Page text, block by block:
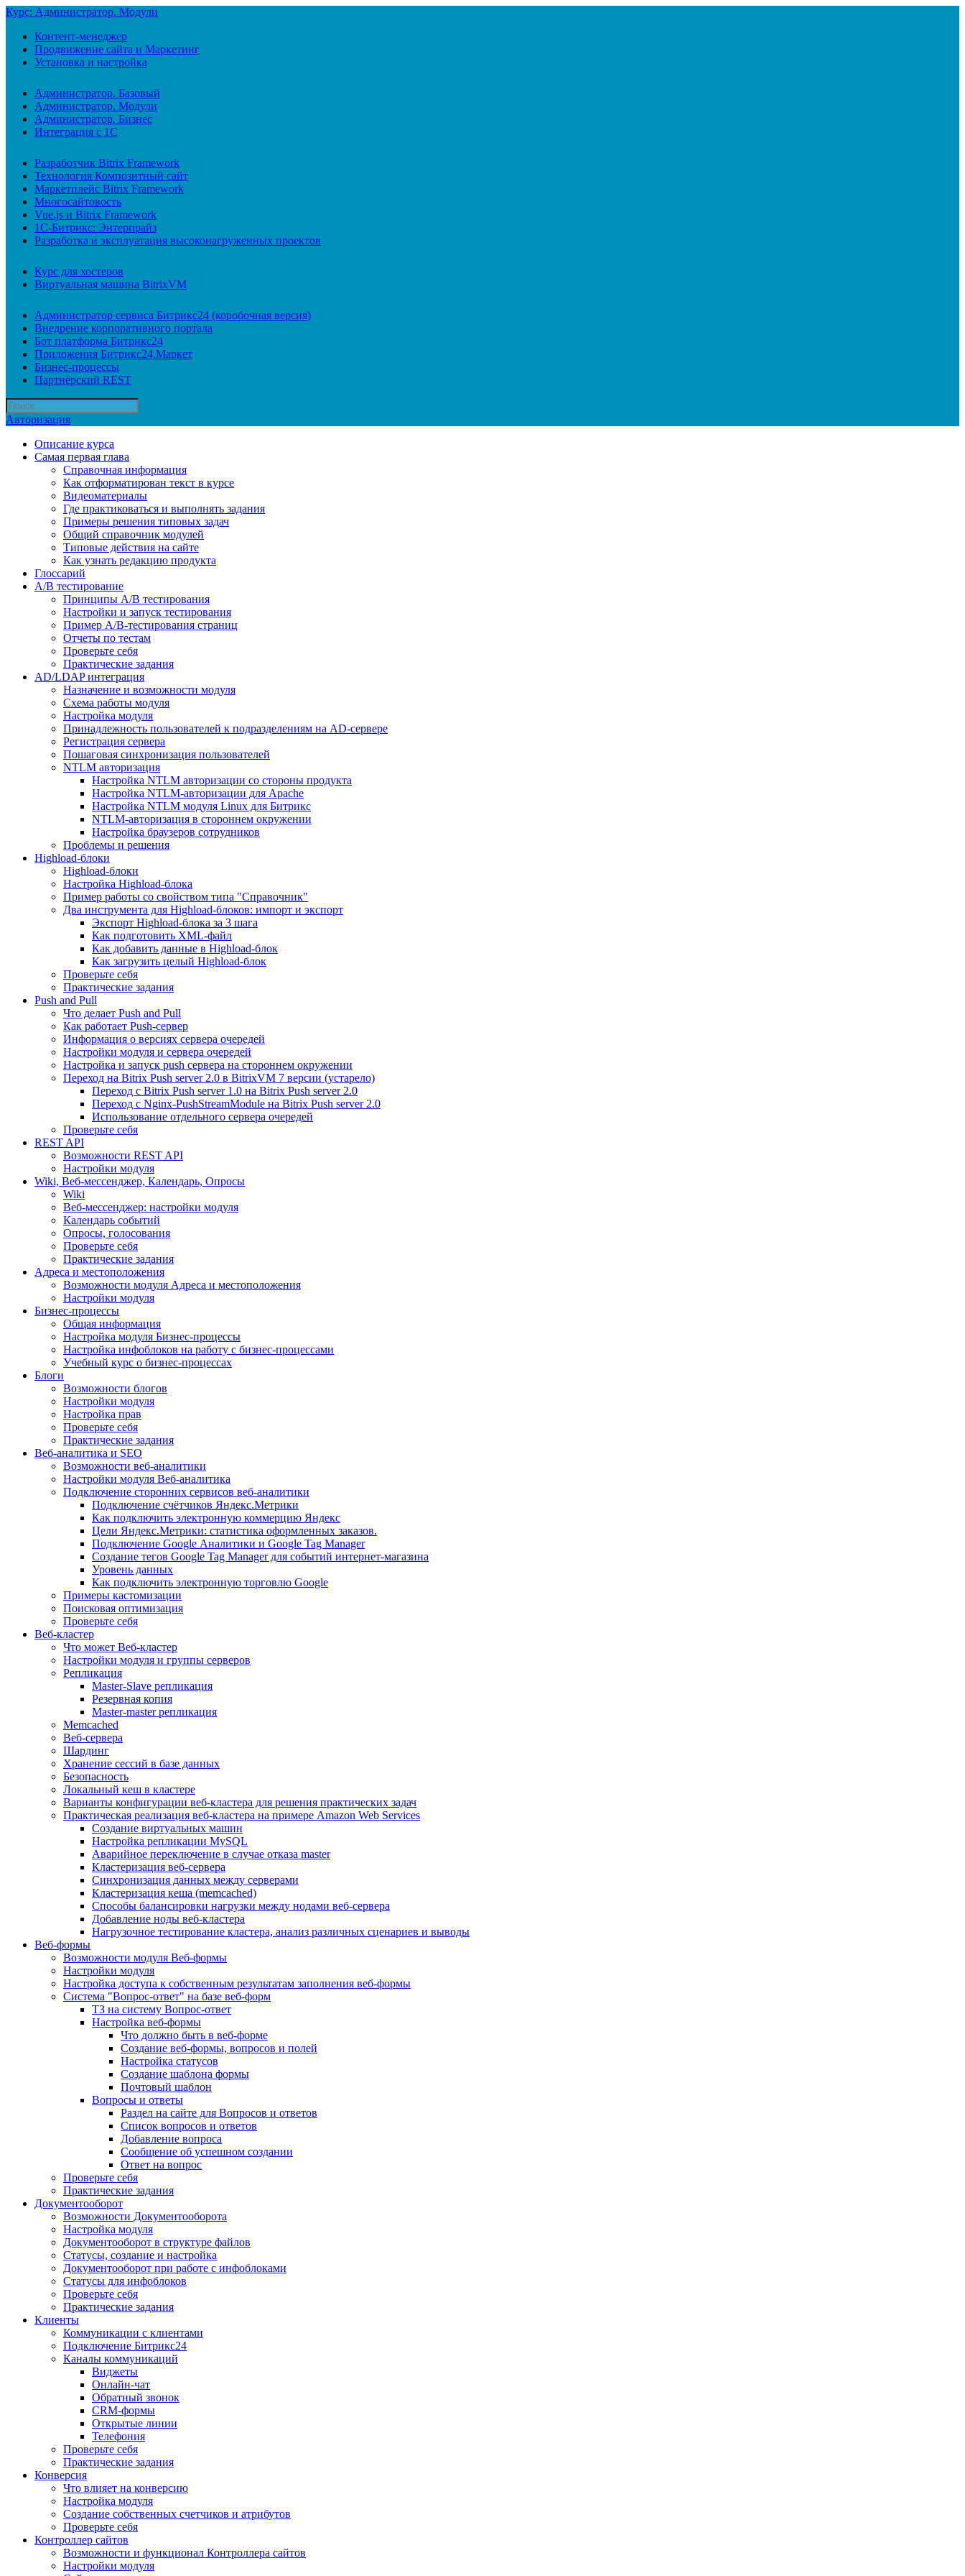
Курс: Администратор. Модули
Контент-менеджер
Продвижение сайта и Маркетинг
Установка и настройка
Администратор. Базовый
Администратор. Модули
Администратор. Бизнес
Интеграция с 1С
Разработчик Bitrix Framework
Технология Композитный сайт
Маркетплейс Bitrix Framework
Многосайтовость
Vue.js и Bitrix Framework
1С-Битрикс: Энтерпрайз
Разработка и эксплуатация высоконагруженных проектов
Курс для хостеров
Виртуальная машина BitrixVM
Администратор сервиса Битрикс24 (коробочная версия)
Внедрение корпоративного портала
Бот платформа Битрикс24
Приложения Битрикс24.Маркет
Бизнес-процессы
Партнёрский REST
Авторизация
Описание курса
Самая первая глава
Справочная информация
Как отформатирован текст в курсе
Видеоматериалы
Где практиковаться и выполнять задания
Примеры решения типовых задач
Общий справочник модулей
Типовые действия на сайте
Как узнать редакцию продукта
Глоссарий
A/B тестирование
Принципы A/B тестирования
Настройки и запуск тестирования
Пример A/B-тестирования страниц
Отчеты по тестам
Проверьте себя
Практические задания
AD/LDAP интеграция
Назначение и возможности модуля
Схема работы модуля
Настройка модуля
Принадлежность пользователей к подразделениям на AD-сервере
Регистрация сервера
Пошаговая синхронизация пользователей
NTLM авторизация
Настройка NTLM авторизации со стороны продукта
Настройка NTLM-авторизации для Apache
Настройка NTLM модуля Linux для Битрикс
NTLM-авторизация в стороннем окружении
Настройка браузеров сотрудников
Проблемы и решения
Highload-блоки
Highload-блоки
Настройка Highload-блока
Пример работы со свойством типа "Справочник"
Два инструмента для Highload-блоков: импорт и экспорт
Экспорт Highload-блока за 3 шага
Как подготовить XML-файл
Как добавить данные в Highload-блок
Как загрузить целый Highload-блок
Проверьте себя
Практические задания
Push and Pull
Что делает Push and Pull
Как работает Push-сервер
Информация о версиях сервера очередей
Настройки модуля и сервера очередей
Настройка и запуск push сервера на стороннем окружении
Переход на Bitrix Push server 2.0 в BitrixVM 7 версии (устарело)
Переход с Bitrix Push server 1.0 на Bitrix Push server 2.0
Переход с Nginx-PushStreamModule на Bitrix Push server 2.0
Использование отдельного сервера очередей
Проверьте себя
REST API
Возможности REST API
Настройки модуля
Wiki, Веб-мессенджер, Календарь, Опросы
Wiki
Веб-мессенджер: настройки модуля
Календарь событий
Опросы, голосования
Проверьте себя
Практические задания
Адреса и местоположения
Возможности модуля Адреса и местоположения
Настройки модуля
Бизнес-процессы
Общая информация
Настройка модуля Бизнес-процессы
Настройка инфоблоков на работу с бизнес-процессами
Учебный курс о бизнес-процессах
Блоги
Возможности блогов
Настройки модуля
Настройка прав
Проверьте себя
Практические задания
Веб-аналитика и SEO
Возможности веб-аналитики
Настройки модуля Веб-аналитика
Подключение сторонних сервисов веб-аналитики
Подключение счётчиков Яндекс.Метрики
Как подключить электронную коммерцию Яндекс
Цели Яндекс.Метрики: статистика оформленных заказов.
Подключение Google Аналитики и Google Tag Manager
Создание тегов Google Tag Manager для событий интернет-магазина
Уровень данных
Как подключить электронную торговлю Google
Примеры кастомизации
Поисковая оптимизация
Проверьте себя
Веб-кластер
Что может Веб-кластер
Настройки модуля и группы серверов
Репликация
Master-Slave репликация
Резервная копия
Master-master репликация
Memcached
Веб-сервера
Шардинг
Хранение сессий в базе данных
Безопасность
Локальный кеш в кластере
Варианты конфигурации веб-кластера для решения практических задач
Практическая реализация веб-кластера на примере Amazon Web Services
Создание виртуальных машин
Настройка репликации MySQL
Аварийное переключение в случае отказа master
Кластеризация веб-сервера
Синхронизация данных между серверами
Кластеризация кеша (memcached)
Способы балансировки нагрузки между нодами веб-сервера
Добавление ноды веб-кластера
Нагрузочное тестирование кластера, анализ различных сценариев и выводы
Веб-формы
Возможности модуля Веб-формы
Настройки модуля
Настройка доступа к собственным результатам заполнения веб-формы
Система "Вопрос-ответ" на базе веб-форм
ТЗ на систему Вопрос-ответ
Настройка веб-формы
Что должно быть в веб-форме
Создание веб-формы, вопросов и полей
Настройка статусов
Создание шаблона формы
Почтовый шаблон
Вопросы и ответы
Раздел на сайте для Вопросов и ответов
Список вопросов и ответов
Добавление вопроса
Сообщение об успешном создании
Ответ на вопрос
Проверьте себя
Практические задания
Документооборот
Возможности Документооборота
Настройка модуля
Документооборот в структуре файлов
Статусы, создание и настройка
Документооборот при работе с инфоблоками
Статусы для инфоблоков
Проверьте себя
Практические задания
Клиенты
Коммуникации с клиентами
Подключение Битрикс24
Каналы коммуникаций
Виджеты
Онлайн-чат
Обратный звонок
CRM-формы
Открытые линии
Телефония
Проверьте себя
Практические задания
Конверсия
Что влияет на конверсию
Настройка модуля
Создание собственных счетчиков и атрибутов
Проверьте себя
Контроллер сайтов
Возможности и функционал Контроллера сайтов
Настройки модуля